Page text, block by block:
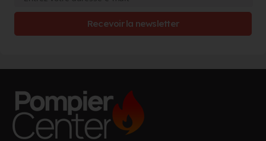
Recevoir la newsletter